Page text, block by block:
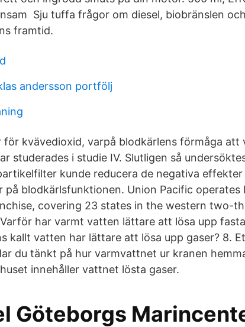
Sju tuffa frågor om diesel, biobränslen och
framtid.
andersson portfölj
kvävedioxid, varpå blodkärlens förmåga att
studerades i studie IV. Slutligen så
kunde reducera de negativa effekter
på blodkärlsfunktionen. Union Pacific
covering 23 states in the western two-
har varmt vatten lättare att lösa upp
kallt vatten har lättare att lösa upp gaser? 8.
du tänkt på hur varmvattnet ur kranen
innehåller vattnet lösta gaser.
Göteborgs